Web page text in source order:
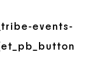
events-